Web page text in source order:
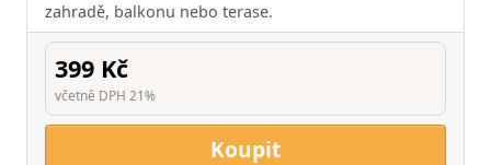
zahradě, balkonu nebo terase.
399 Kč
včetně DPH 21%
Koupit